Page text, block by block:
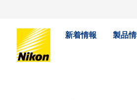
新着情報 製品